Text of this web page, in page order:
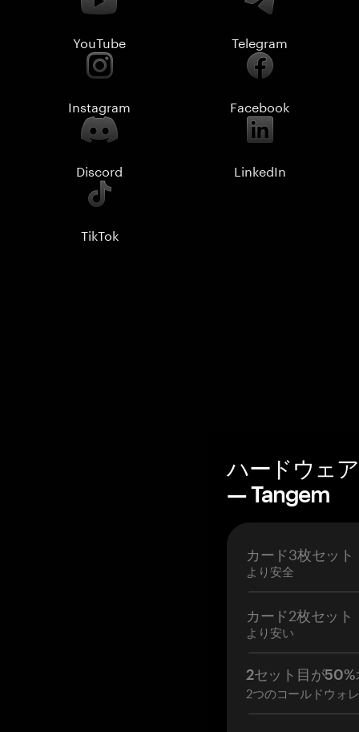
YouTube Telegram
Instagram Facebook
Discord LinkedIn
TikTok
ハードウェ
— Tangem
カード3枚セット
より安全
カード2枚セット
より安い
2セット目が50%
2つのコールドウォ